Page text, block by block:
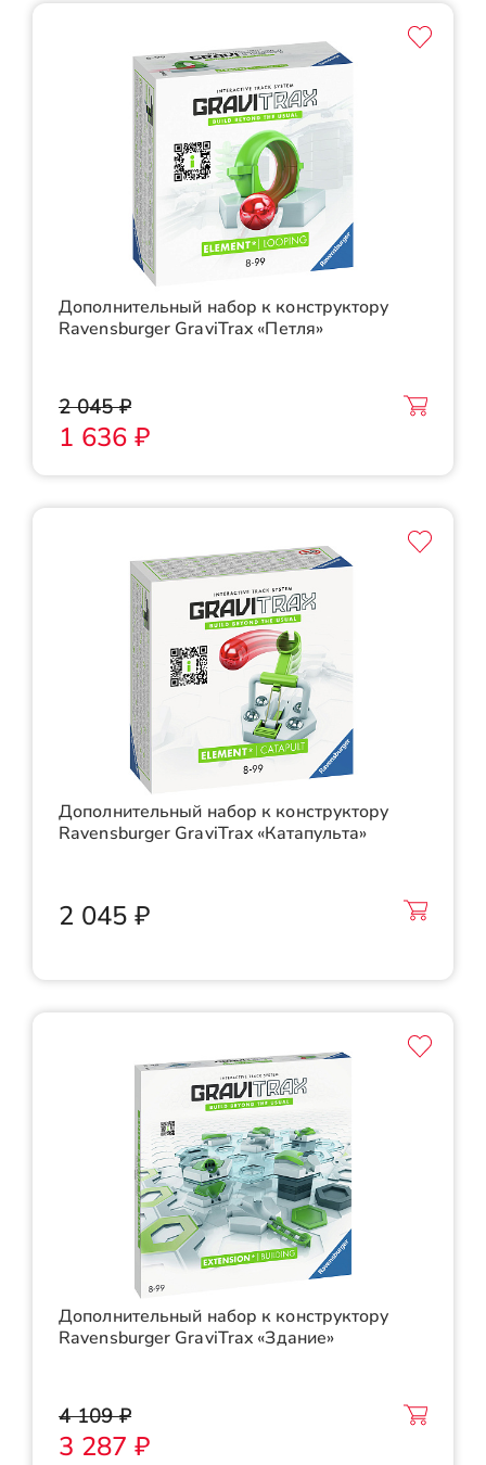
Дополнительный набор к конструктору
Ravensburger GraviTrax «Петля»
2 045 ₽
1 636 ₽
Дополнительный набор к конструктору
Ravensburger GraviTrax «Катапульта»
2 045 ₽
Дополнительный набор к конструктору
Ravensburger GraviTrax «Здание»
4 109 ₽
3 287 ₽